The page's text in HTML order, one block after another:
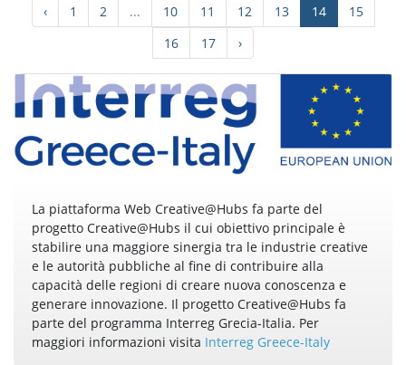
‹ 1 2 ... 10 11 12 13 14
15
16
17 ›
La piattaforma Web Creative@Hubs fa parte del
progetto Creative@Hubs il cui obiettivo principale è
stabilire una maggiore sinergia tra le industrie creative
e le autorità pubbliche al fine di contribuire alla
capacità delle regioni di creare nuova conoscenza e
generare innovazione. Il progetto Creative@Hubs fa
parte del programma Interreg Grecia-Italia. Per
maggiori informazioni visita Interreg Greece-Italy